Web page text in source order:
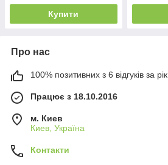
Купити
Про нас
100% позитивних з 6 відгуків за рік
Працює з 18.10.2016
м. Киев
Киев, Україна
Контакти